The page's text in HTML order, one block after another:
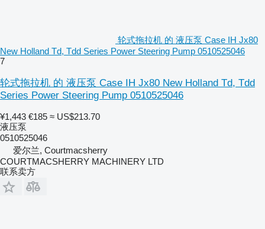
轮式拖拉机 的 液压泵 Case IH Jx80
New Holland Td, Tdd Series Power Steering Pump 0510525046
7
轮式拖拉机 的 液压泵 Case IH Jx80 New Holland Td, Tdd
Series Power Steering Pump 0510525046
¥1,443 €185 ≈ US$213.70
液压泵
0510525046
爱尔兰, Courtmacsherry
COURTMACSHERRY MACHINERY LTD
联系卖方